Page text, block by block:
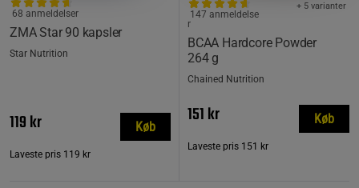
ZMA Star 90 kapsler
68 anmeldelser
Star Nutrition
119 kr
Laveste pris 119 kr
Køb
BCAA Hardcore Powder
264 g
+ 5 varianter
147 anmeldelse
r
Chained Nutrition
151 kr
Laveste pris 151 kr
Køb